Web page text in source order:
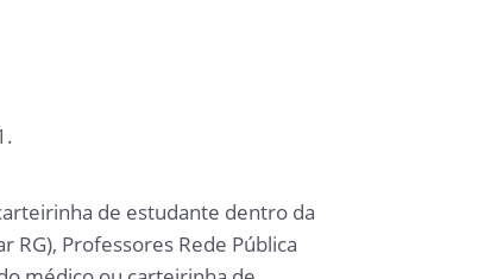
de estudante dentro da
RG), Professores Rede Pública